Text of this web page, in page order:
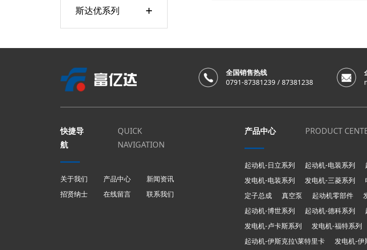
斯达优系列 +
全国销售热线
0791-87381239 / 87381238
快捷导
航
QUICK
NAVIGATION
关于我们 产品中心
新闻资讯
招贤纳士
在线留言 联系我们
产品中心 PRODUCT
起动机-日立系列 起动机-电装系列
发电机-电装系列
发电机-三菱系列
定子总成
真空泵 起动机零部件
起动机-博世系列
起动机-德科系列
发电机-卢卡斯系列
发电机-福特系列
起动机-伊斯克拉\莱特里卡
发电机-伊